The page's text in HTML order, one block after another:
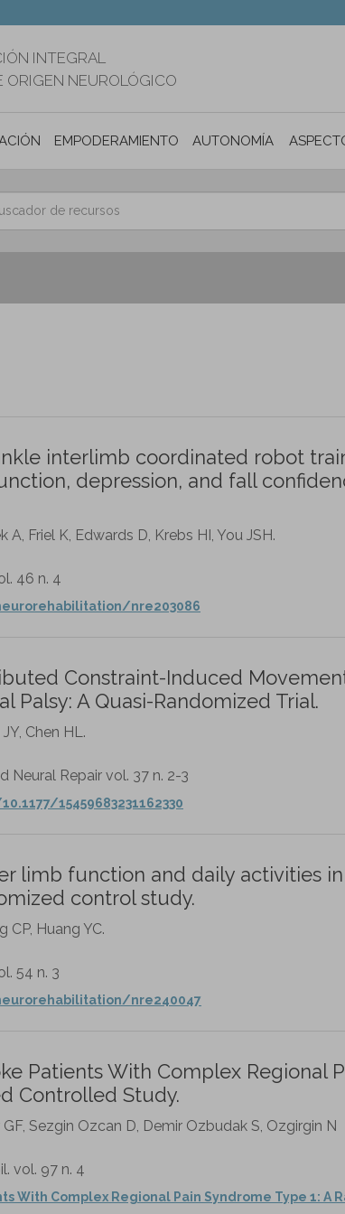
INTEGRAL
ORIGEN NEUROLÓGICO
EMPODERAMIENTO AUTONOMÍA
interlimb coordinated robot
depression, and fall
A, Friel K, Edwards D, Krebs HI, You JSH.
46 n. 4
nre203086
Constraint-Induced
Palsy: A Quasi-Randomized Trial.
Chen HL.
Neural Repair vol. 37 n. 2-3
15459683231162330
limb function and daily activities
control study.
CP, Huang YC.
54 n. 3
nre240047
Patients With Complex Regional
Controlled Study.
Sezgin Ozcan D, Demir Ozbudak S, Ozgirgin N
vol. 97 n. 4
With Complex Regional Pain Syndrome Type 1: A